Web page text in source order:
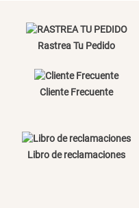
Rastrea Tu Pedido
Cliente Frecuente
Libro de reclamaciones
S/ 219.00
Cama Nido Grande para Perros
Canasto Bambú